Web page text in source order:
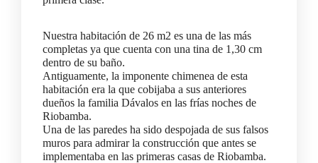
Nuestra habitación de 26 m2 es una de las más
completas ya que cuenta con una tina de 1,30 cm
dentro de su baño.
Antiguamente, la imponente chimenea de esta
habitación era la que cobijaba a sus anteriores
dueños la familia Dávalos en las frías noches de
Riobamba.
Una de las paredes ha sido despojada de sus falsos
muros para admirar la construcción que antes se
implementaba en las primeras casas de Riobamba.